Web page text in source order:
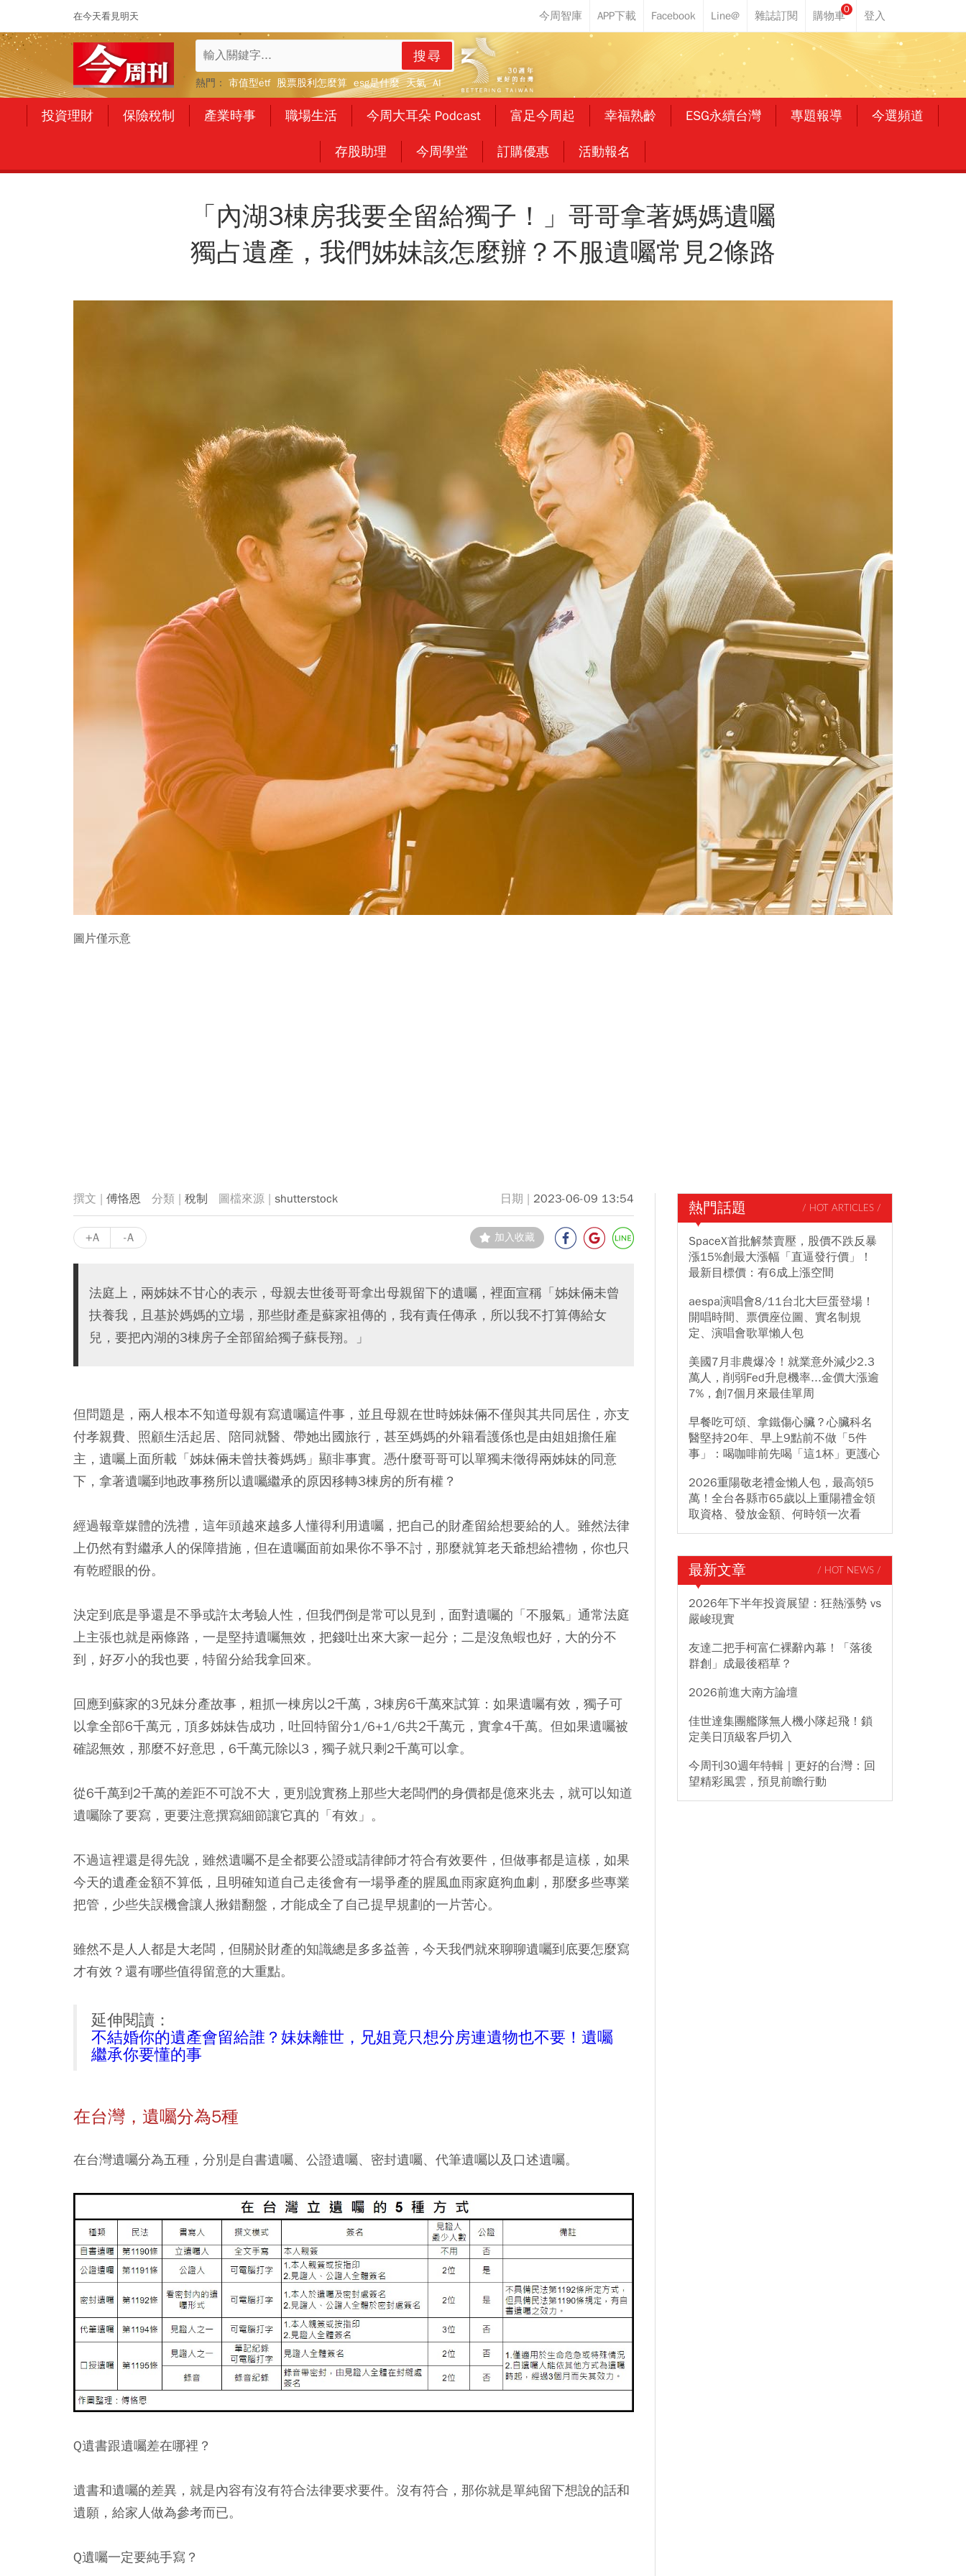
在今天看見明天
0
搜尋
熱門： 市值型etf 股票股利怎麼算 esg是什麼 天氣 AI
投資理財 保險稅制 產業時事 職場生活 今周大耳朵 Podcast 富足今周起 幸福熟齡 ESG永續台灣 專題報導 今選頻道
存股助理 今周學堂 訂購優惠 活動報名
「內湖3棟房我要全留給獨子！」哥哥拿著媽媽遺囑
獨占遺產，我們姊妹該怎麼辦？不服遺囑常見2條路
圖片僅示意
傅恪恩 稅制 shutterstock 2023-06-09 13:54
+A -A 加入收藏
法庭上，兩姊妹不甘心的表示，母親去世後哥哥拿出母親留下的遺囑，裡面宣稱「姊妹倆未曾
扶養我，且基於媽媽的立場，那些財產是蘇家祖傳的，我有責任傳承，所以我不打算傳給女
兒，要把內湖的3棟房子全部留給獨子蘇長翔。」
但問題是，兩人根本不知道母親有寫遺囑這件事，並且母親在世時姊妹倆不僅與其共同居住，亦支
付孝親費、照顧生活起居、陪同就醫、帶她出國旅行，甚至媽媽的外籍看護係也是由姐姐擔任雇
主，遺囑上面所載「姊妹倆未曾扶養媽媽」顯非事實。憑什麼哥哥可以單獨未徵得兩姊妹的同意
下，拿著遺囑到地政事務所以遺囑繼承的原因移轉3棟房的所有權？
經過報章媒體的洗禮，這年頭越來越多人懂得利用遺囑，把自己的財產留給想要給的人。雖然法律
上仍然有對繼承人的保障措施，但在遺囑面前如果你不爭不討，那麼就算老天爺想給禮物，你也只
有乾瞪眼的份。
決定到底是爭還是不爭或許太考驗人性，但我們倒是常可以見到，面對遺囑的「不服氣」通常法庭
上主張也就是兩條路，一是堅持遺囑無效，把錢吐出來大家一起分；二是沒魚蝦也好，大的分不
到，好歹小的我也要，特留分給我拿回來。
回應到蘇家的3兄妹分產故事，粗抓一棟房以2千萬，3棟房6千萬來試算：如果遺囑有效，獨子可
以拿全部6千萬元，頂多姊妹告成功，吐回特留分1/6+1/6共2千萬元，實拿4千萬。但如果遺囑被
確認無效，那麼不好意思，6千萬元除以3，獨子就只剩2千萬可以拿。
從6千萬到2千萬的差距不可說不大，更別說實務上那些大老闆們的身價都是億來兆去，就可以知道
遺囑除了要寫，更要注意撰寫細節讓它真的「有效」。
不過這裡還是得先說，雖然遺囑不是全都要公證或請律師才符合有效要件，但做事都是這樣，如果
今天的遺產金額不算低，且明確知道自己走後會有一場爭產的腥風血雨家庭狗血劇，那麼多些專業
把管，少些失誤機會讓人揪錯翻盤，才能成全了自己提早規劃的一片苦心。
雖然不是人人都是大老闆，但關於財產的知識總是多多益善，今天我們就來聊聊遺囑到底要怎麼寫
才有效？還有哪些值得留意的大重點。
延伸閱讀：
不結婚你的遺產會留給誰？妹妹離世，兄姐竟只想分房連遺物也不要！遺囑
繼承你要懂的事
在台灣，遺囑分為5種
在台灣遺囑分為五種，分別是自書遺囑、公證遺囑、密封遺囑、代筆遺囑以及口述遺囑。
Q遺書跟遺囑差在哪裡？
遺書和遺囑的差異，就是內容有沒有符合法律要求要件。沒有符合，那你就是單純留下想說的話和
遺願，給家人做為參考而已。
Q遺囑一定要純手寫？
熱門話題 / HOT ARTICLES /
SpaceX首批解禁賣壓，股價不跌反暴
漲15%創最大漲幅「直逼發行價」！
最新目標價：有6成上漲空間
aespa演唱會8/11台北大巨蛋登場！
開唱時間、票價座位圖、實名制規
定、演唱會歌單懶人包
美國7月非農爆冷！就業意外減少2.3
萬人，削弱Fed升息機率...金價大漲逾
7%，創7個月來最佳單周
早餐吃可頌、拿鐵傷心臟？心臟科名
醫堅持20年、早上9點前不做「5件
事」：喝咖啡前先喝「這1杯」更護心
2026重陽敬老禮金懶人包，最高領5
萬！全台各縣市65歲以上重陽禮金領
取資格、發放金額、何時領一次看
最新文章 / HOT NEWS /
2026年下半年投資展望：狂熱漲勢 vs
嚴峻現實
友達二把手柯富仁裸辭內幕！「落後
群創」成最後稻草？
2026前進大南方論壇
佳世達集團艦隊無人機小隊起飛！鎖
定美日頂級客戶切入
今周刊30週年特輯｜更好的台灣：回
望精彩風雲，預見前瞻行動